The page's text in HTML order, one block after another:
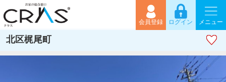
会員登録 ログイン メニュー
北区梶尾町